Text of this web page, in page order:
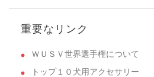
�...
重要なリンク
ＷＵＳＶ世界選手権について
トップ１０犬用アクセサリー